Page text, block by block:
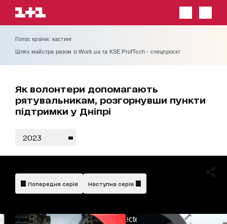
Голос країни: кастинг
Шлях майстра разом із Work.ua та KSE ProfTech - спецпроєкт
Як волонтери допомагають
рятувальникам, розгорнувши пункти
підтримки у Дніпрі
2023
AdBlockDetected!
Попередня серія Наступна серія